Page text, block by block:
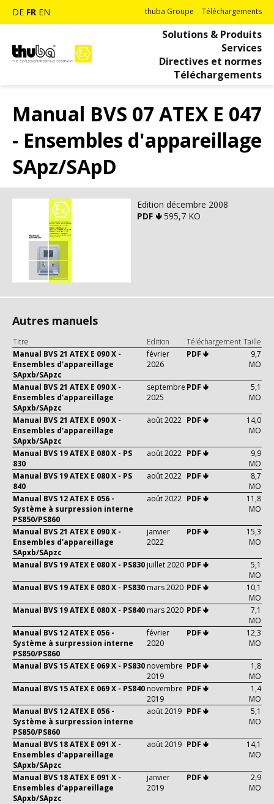
DE FR EN thuba Groupe Téléchargements
Solutions & Produits
Services
Directives et normes
Téléchargements
Manual BVS 07 ATEX E 047
- Ensembles d'appareillage
SApz/SApD
Edition décembre 2008
PDF 🢃595,7 KO
Autres manuels
Titre Edition Téléchargement Taille
Manual BVS 21 ATEX E 090 X -
Ensembles d'appareillage
SApxb/SApzc
février
2026
PDF 🢃
9,7
MO
Manual BVS 21 ATEX E 090 X -
Ensembles d'appareillage
SApxb/SApzc
septembre
2025
PDF 🢃
5,1
MO
Manual BVS 21 ATEX E 090 X -
Ensembles d'appareillage
SApxb/SApzc
août 2022 PDF 🢃
14,0
MO
Manual BVS 19 ATEX E 080 X - PS
830
août 2022 PDF 🢃
9,9
MO
Manual BVS 19 ATEX E 080 X - PS
840
août 2022 PDF 🢃
8,7
MO
Manual BVS 12 ATEX E 056 -
Système à surpression interne
PS850/PS860
août 2022 PDF 🢃
11,8
MO
Manual BVS 21 ATEX E 090 X -
Ensembles d'appareillage
SApxb/SApzc
janvier
2022
PDF 🢃
15,3
MO
Manual BVS 19 ATEX E 080 X - PS830 juillet 2020 PDF 🢃
5,1
MO
Manual BVS 19 ATEX E 080 X - PS830 mars 2020 PDF 🢃
10,1
MO
Manual BVS 19 ATEX E 080 X - PS840 mars 2020 PDF 🢃
7,1
MO
Manual BVS 12 ATEX E 056 -
Système à surpression interne
PS850/PS860
février
2020
PDF 🢃
12,3
MO
Manual BVS 15 ATEX E 069 X - PS830 novembre
2019
PDF 🢃
1,8
MO
Manual BVS 15 ATEX E 069 X - PS840 novembre
2019
PDF 🢃
1,4
MO
Manual BVS 12 ATEX E 056 -
Système à surpression interne
PS850/PS860
août 2019 PDF 🢃
5,1
MO
Manual BVS 18 ATEX E 091 X -
Ensembles d'appareillage
SApxb/SApzc
août 2019 PDF 🢃
14,1
MO
Manual BVS 18 ATEX E 091 X -
Ensembles d'appareillage
SApxb/SApzc
janvier
2019
PDF 🢃
2,9
MO